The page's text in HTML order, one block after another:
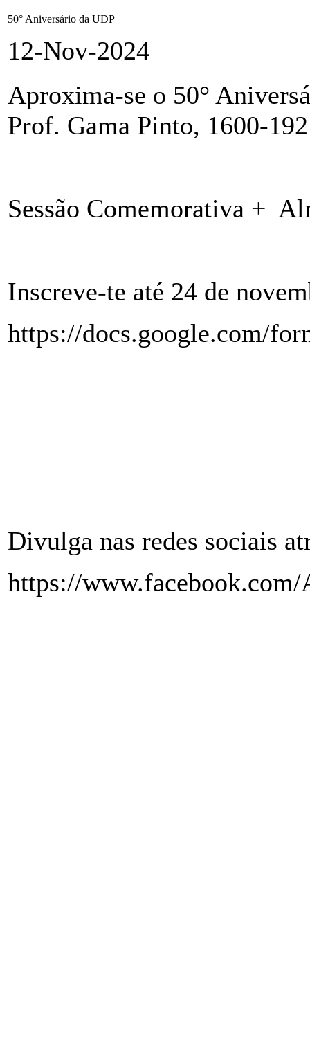
50° Aniversário da UDP
12-Nov-2024
Aproxima-se o 50°
Prof. Gama Pinto, 1600-
Sessão Comemorativa +
Inscreve-te até 24 de
https://docs.google.com/
Divulga nas redes sociais
https://